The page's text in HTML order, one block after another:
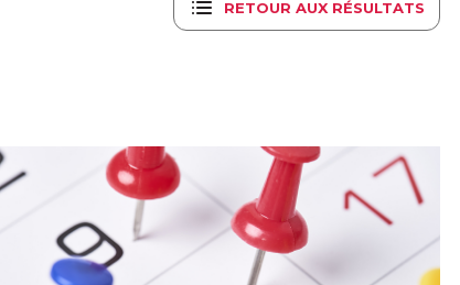
RETOUR AUX RÉSULTATS